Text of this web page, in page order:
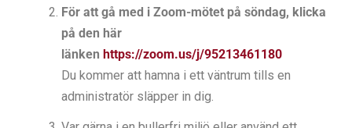
För att gå med i Zoom-mötet på söndag, klicka
på den här
länken https://zoom.us/j/95213461180
Du kommer att hamna i ett väntrum tills en
administratör släpper in dig.